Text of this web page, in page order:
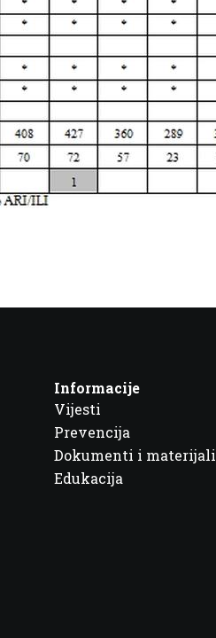
Informacije
Vijesti
Prevencija
Dokumenti i materijali
Edukacija